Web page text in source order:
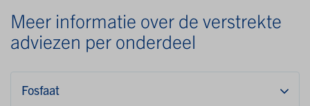
Meer informatie over de verstrekte
adviezen per onderdeel
Fosfaat